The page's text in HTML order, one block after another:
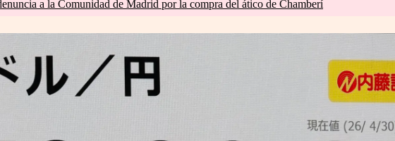
a la Comunidad de Madrid por la compra del ático de Chamberí